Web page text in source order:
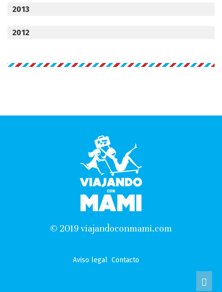
2013
2012
© 2019 viajandoconmami.com
Aviso legal Contacto